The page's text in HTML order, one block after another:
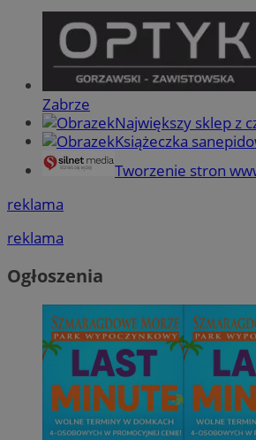
Zabrze
Największy sklep z
Książeczka
Tworzenie stron
reklama
reklama
Ogłoszenia